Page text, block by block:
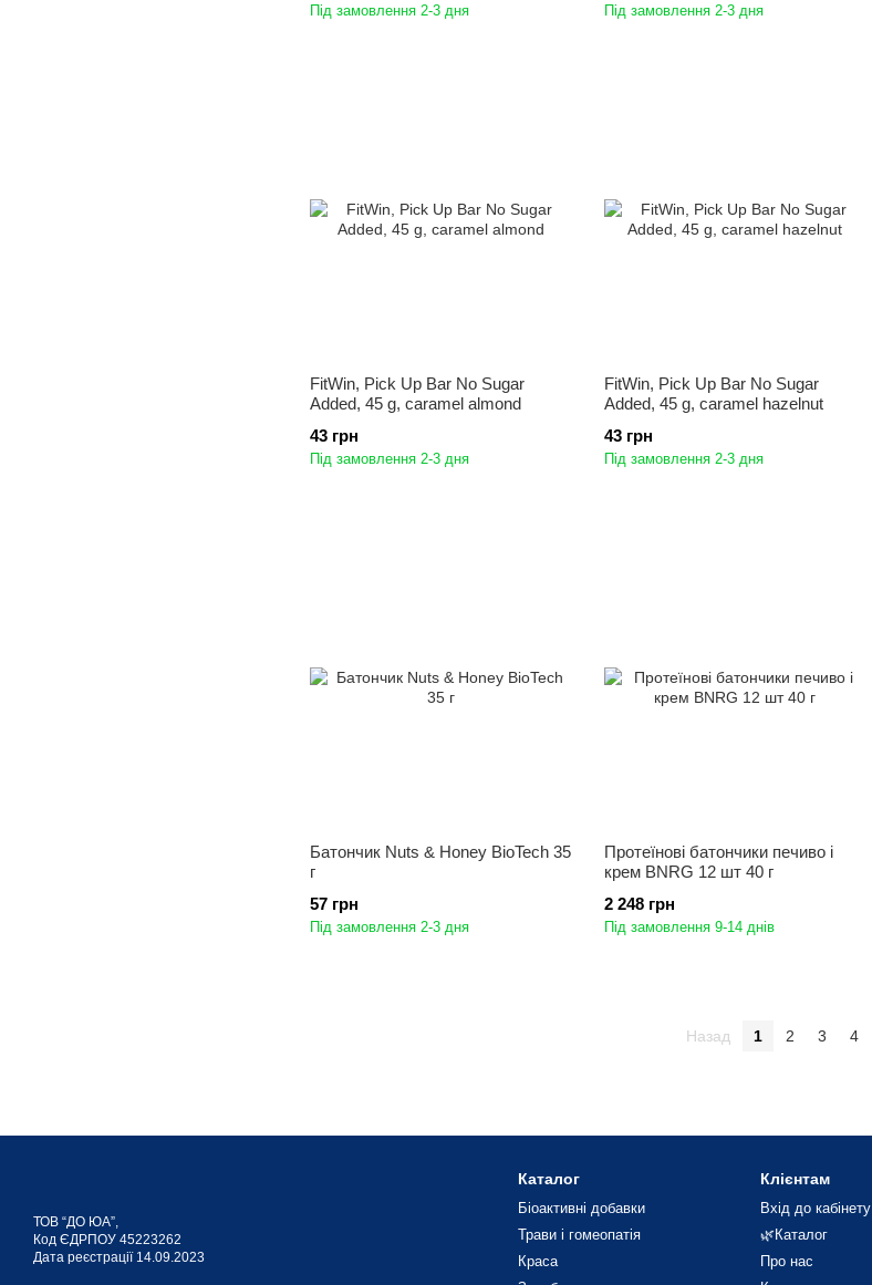
Під замовлення 2-3 дня Під замовлення 2-3 дня
FitWin, Pick Up Bar No Sugar
Added, 45 g, caramel almond
43 грн
Під замовлення 2-3 дня
FitWin, Pick Up Bar No Sugar
Added, 45 g, caramel hazelnut
43 грн
Під замовлення 2-3 дня
Батончик Nuts & Honey BioTech 35
г
57 грн
Під замовлення 2-3 дня
Протеїнові батончики печиво і
крем BNRG 12 шт 40 г
2 248 грн
Під замовлення 9-14 днів
Назад 1 2 3 4
ТОВ “ДО ЮА”,
Код ЄДРПОУ 45223262
Дата реєстрації 14.09.2023
Каталог
Біоактивні добавки
Трави і гомеопатія
Краса
Клієнтам
Вхід до кабінету
🌿Каталог
Про нас